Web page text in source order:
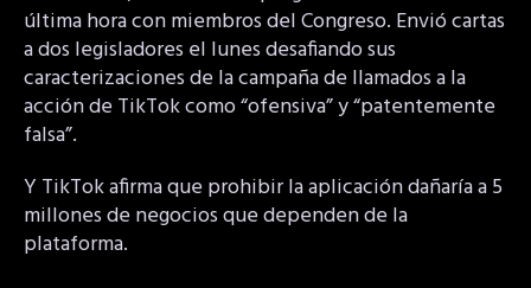
última hora con miembros del Congreso. Envió cartas
a dos legisladores el lunes desafiando sus
caracterizaciones de la campaña de llamados a la
acción de TikTok como “ofensiva” y “patentemente
falsa”.
Y TikTok afirma que prohibir la aplicación dañaría a 5
millones de negocios que dependen de la
plataforma.